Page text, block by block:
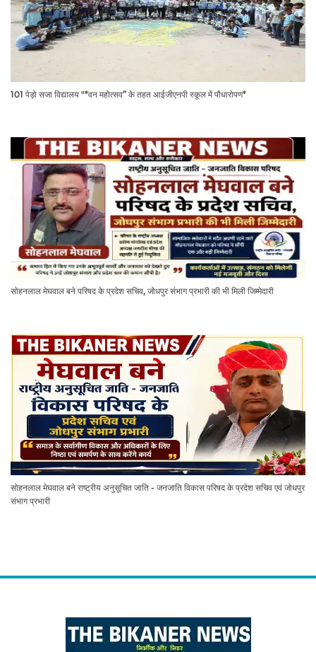
101 पेड़ो सजा विद्यालय "*वन महोत्सव” के तहत आईजीएनपी स्कूल में पौधारोपण*
सोहनलाल मेघवाल बने परिषद के प्रदेश सचिव, जोधपुर संभाग प्रभारी की भी मिली जिम्मेदारी
सोहनलाल मेघवाल बने राष्ट्रीय अनुसूचित जाति - जनजाति विकास परिषद के प्रदेश सचिव एवं जोधपुर
संभाग प्रभारी